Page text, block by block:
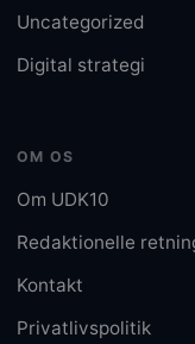
Uncategorized
Digital strategi
OM OS
Om UDK10
Redaktionelle
Kontakt
Privatlivspolitik